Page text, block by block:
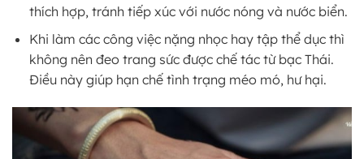
thích hợp, tránh tiếp xúc với nước nóng và nước biển.
Khi làm các công việc nặng nhọc hay tập thể dục thì
không nên đeo trang sức được chế tác từ bạc Thái.
Điều này giúp hạn chế tình trạng méo mó, hư hại.